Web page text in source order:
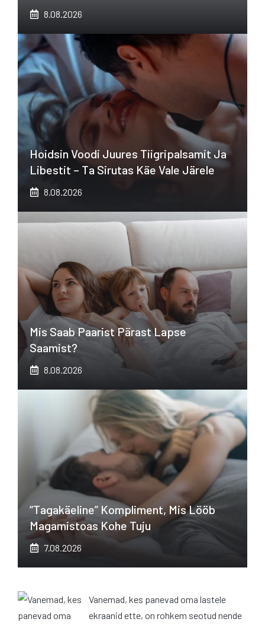
8.08.2026
Hoidsin Voodi Juures Tiigripalsamit Ja
Libestit – Ta Sirutas Käe Vale Järele
8.08.2026
Mis Saab Paarist Pärast Lapse
Saamist?
8.08.2026
“Tagakäeline” Kompliment, Mis Lööb
Magamistoas Kohe Tuju
7.08.2026
Vanemad, kes panevad oma lastele
ekraanid ette, on rohkem seotud nende